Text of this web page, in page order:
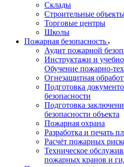
Склады
Строительные
Торговые центры
Школы
Пожарная безопасность
Аудит пожарной
Инструктажи и
Обучение пожарно-
Огнезащитная
Подготовка
безопасности
Подготовка
безопасности объекта
Пожарная охрана
Разработка и печать
Расчёт пожарных
Техническое
пожарных кранов и